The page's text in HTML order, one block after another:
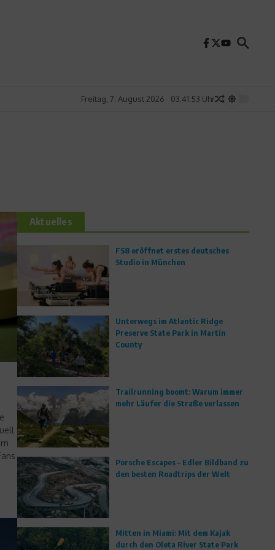
Freitag, 7. August 2026 03:41:54 Uhr
Aktuelles
FS8 eröffnet erstes deutsches
Studio in München
Unterwegs im Atlantic Ridge
Preserve State Park in Martin
County
Trailrunning boomt: Warum immer
mehr Läufer die Straße verlassen
Porsche Escapes – Edler Bildband zu
den besten Roadtrips der Welt
Mitten in Miami: Mit dem Kajak
durch den Oleta River State Park